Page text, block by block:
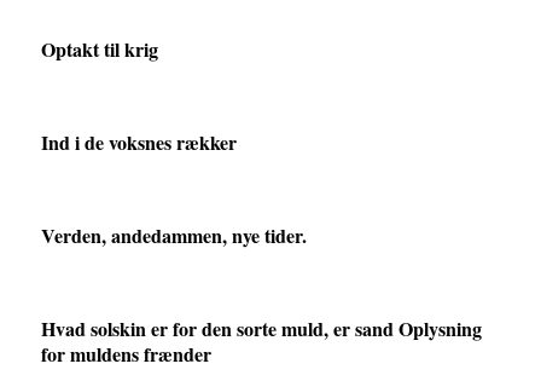
Optakt til krig
Ind i de voksnes rækker
Verden, andedammen, nye tider.
Hvad solskin er for den sorte muld, er sand Oplysning
for muldens frænder